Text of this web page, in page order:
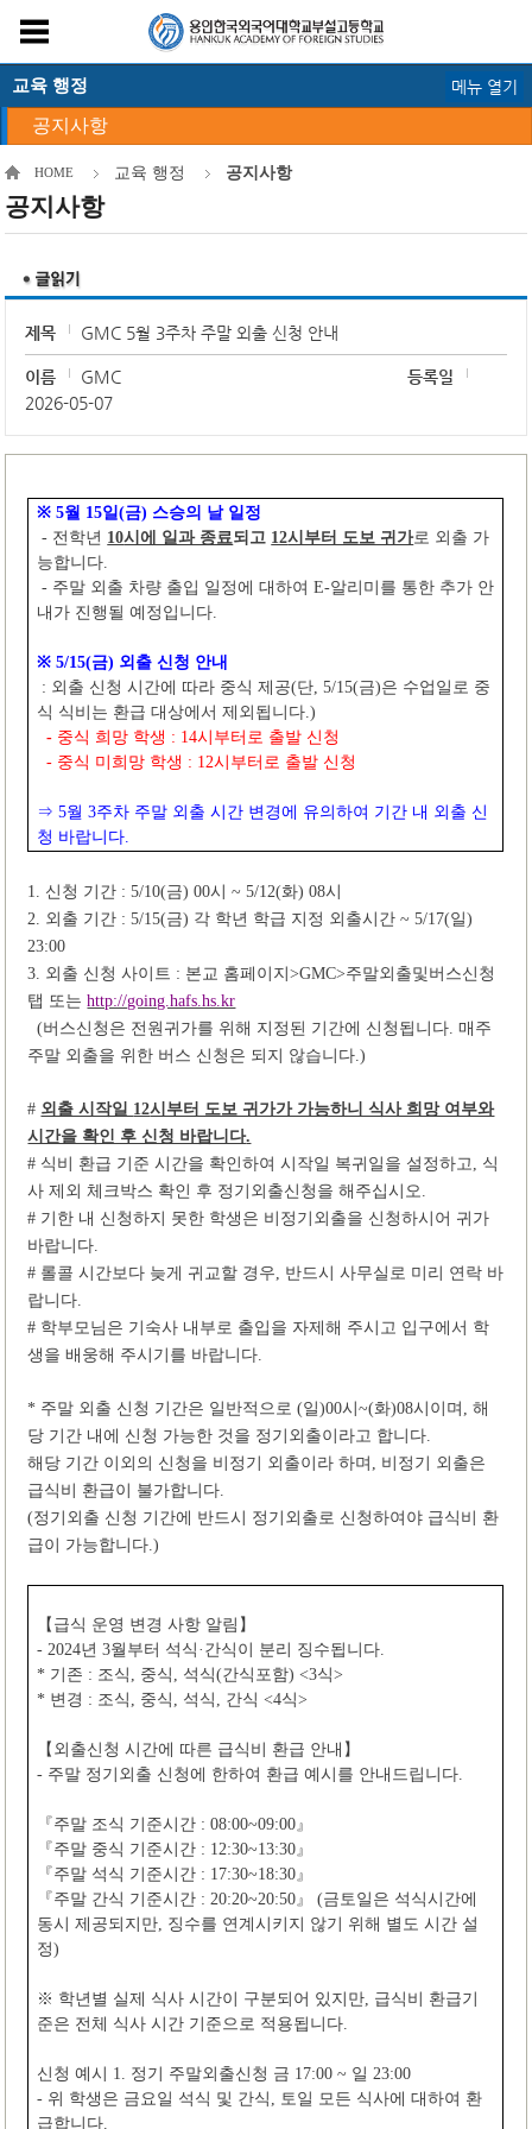
교육 행정
공지사항
메뉴 열기
HOME 교육 행정 공지사항
공지사항
제목 GMC 5월 3주차 주말 외출 신청 안내
이름 GMC
등록일
2026-05-07
※5월 15일(금) 스승의 날 일정
- 전학년 10시에 일과 종료되고 12시부터 도보 귀가로 외출 가
능합니다.
- 주말 외출 차량 출입 일정에 대하여E-알리미를 통한 추가 안
내가 진행될 예정입니다.
※5/15(금) 외출 신청 안내
: 외출 신청 시간에 따라 중식 제공(단, 5/15(금)은 수업일로 중
식 식비는 환급 대상에서 제외됩니다.)
- 중식 희망 학생 : 14시부터로 출발 신청
- 중식 미희망 학생 : 12시부터로 출발 신청
⇒5월3주차 주말 외출 시간 변경에 유의하여 기간 내 외출 신
청 바랍니다.
1. 신청 기간 : 5/10(금) 00시~ 5/12(화) 08시
2. 외출 기간 : 5/15(금) 각 학년 학급 지정 외출시간~ 5/17(일)
23:00
3. 외출 신청 사이트 : 본교 홈페이지>GMC>주말외출및버스신청
탭 또는http://going.hafs.hs.kr
(버스신청은 전원귀가를 위해 지정된 기간에 신청됩니다.매주
주말 외출을 위한 버스 신청은 되지 않습니다.)
# 외출 시작일 12시부터 도보 귀가가 가능하니 식사 희망 여부와
시간을 확인 후 신청 바랍니다.
# 식비 환급 기준 시간을 확인하여 시작일 복귀일을 설정하고, 식
사 제외 체크박스 확인 후 정기외출신청을 해주십시오.
# 기한 내 신청하지 못한 학생은 비정기외출을 신청하시어 귀가
바랍니다.
# 롤콜 시간보다 늦게 귀교할 경우, 반드시 사무실로 미리 연락 바
랍니다.
# 학부모님은 기숙사 내부로 출입을 자제해 주시고 입구에서 학
생을 배웅해 주시기를 바랍니다.
* 주말 외출 신청 기간은 일반적으로(일)00시~(화)08시이며 ,해
당 기간 내에 신청 가능한 것을 정기외출이라고 합니다.
해당 기간 이외의 신청을 비정기 외출이라 하며 , 비정기 외출은
급식비 환급이 불가합니다.
(정기외출 신청 기간에 반드시 정기외출로 신청하여야 급식비 환
급이 가능합니다.)
【 급식 운영 변경 사항 알림 】
- 2024년3월부터 석식 · 간식이 분리 징수됩니다.
* 기존 : 조식 , 중식 , 석식(간식포함) <3식>
* 변경 : 조식 , 중식 , 석식 , 간식<4식>
【 외출신청 시간에 따른 급식비 환급 안내 】
- 주말 정기외출 신청에 한하여 환급 예시를 안내드립니다.
『 주말 조식 기준시간 : 08:00~09:00』
『 주말 중식 기준시간 : 12:30~13:30』
『 주말 석식 기준시간 : 17:30~18:30』
『 주말 간식 기준시간 : 20:20~20:50』(금토일은 석식시간에
동시 제공되지만, 징수를 연계시키지 않기 위해 별도 시간 설
정)
※ 학년별 실제 식사 시간이 구분되어 있지만, 급식비 환급기
준은 전체 식사 시간 기준으로 적용됩니다.
신청 예시 1. 정기 주말외출신청 금 17:00 ~ 일23:00
- 위 학생은 금요일 석식 및 간식 , 토일 모든 식사에 대하여 환
급합니다.